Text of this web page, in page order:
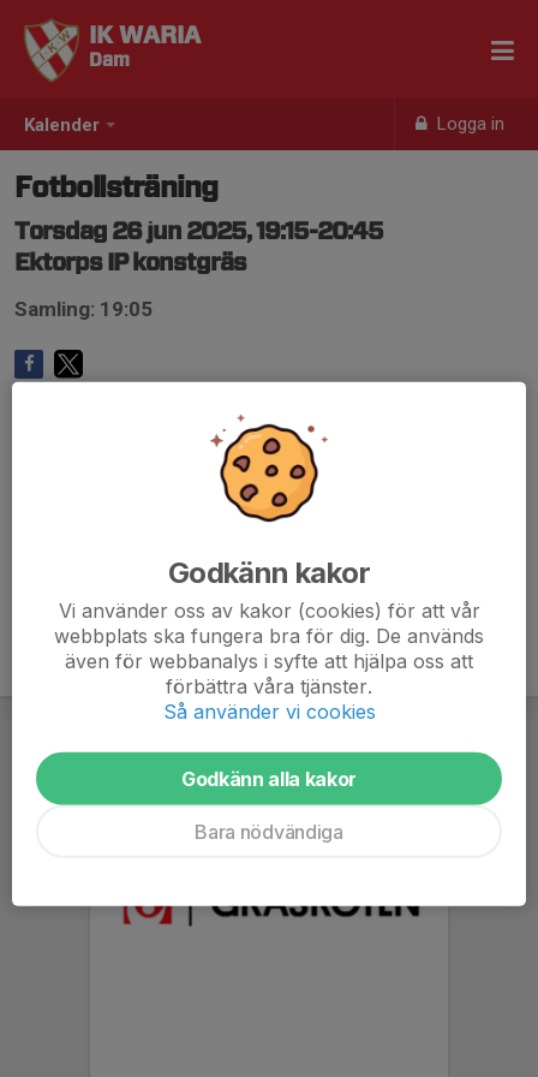
Kalender Logga in
IK WARIA
Dam
Fotbollsträning
Torsdag 26 jun 2025, 19:15-20:45
Ektorps IP konstgräs
Samling: 19:05
Godkänn kakor
Vi använder oss av kakor (cookies) för att vår
webbplats ska fungera bra för dig. De används
även för webbanalys i syfte att hjälpa oss att
förbättra våra tjänster.
Så använder vi cookies
Godkänn alla kakor
Bara nödvändiga